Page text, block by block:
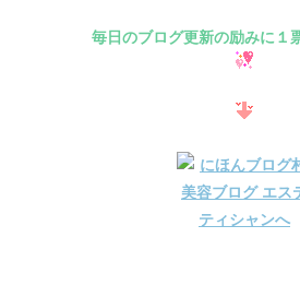
毎日のブログ更新の励みに１